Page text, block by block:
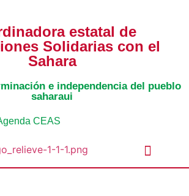
estatal de
Solidarias con el
Sahara
e independencia del pueblo
saharaui
CEAS